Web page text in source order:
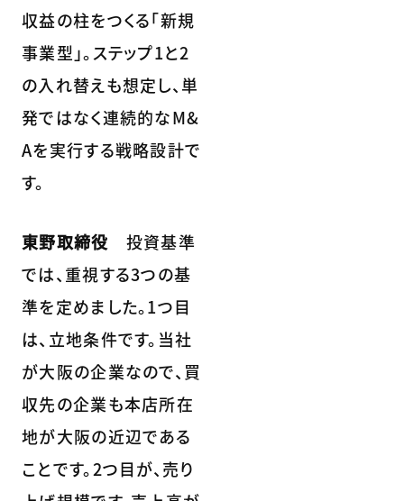
収益の柱をつくる「新規
事業型」。ステップ1と2
の入れ替えも想定し、単
発ではなく連続的なM&
Aを実行する戦略設計で
す。
東野取締役 投資基準
では、重視する3つの基
準を定めました。1つ目
は、立地条件です。当社
が大阪の企業なので、買
収先の企業も本店所在
地が大阪の近辺である
ことです。2つ目が、売り